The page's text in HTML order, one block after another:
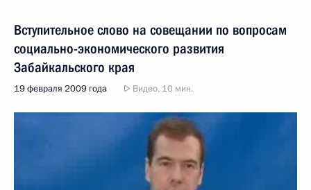
Вступительное слово на совещании по вопросам
социально-экономического развития
Забайкальского края
19 февраля 2009 года Видео, 10 мин.